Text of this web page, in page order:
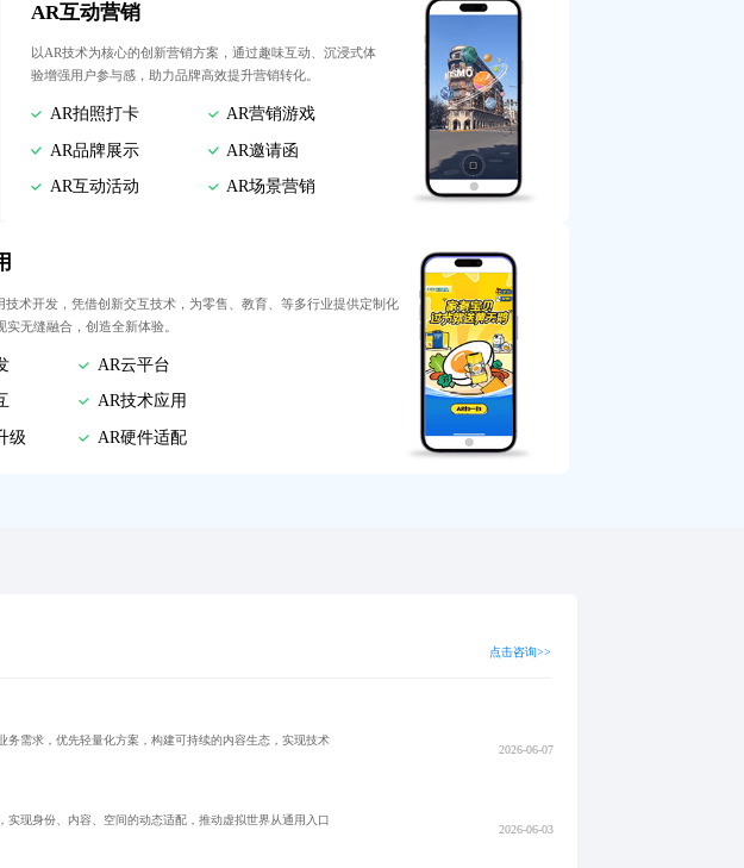
AR互动营销
以AR技术为核心的创新营销方案，通过趣味互动、沉浸式体
验增强用户参与感，助力品牌高效提升营销转化。
AR拍照打卡 AR营销游戏
AR品牌展示 AR邀请函
AR互动活动 AR场景营销
技术开发，凭借创新交互技术，为零售、教育、等多行业提供定制化
实无缝融合，创造全新体验。
AR云平台
AR技术应用
级 AR硬件适配
点击咨询>>
需求，优先轻量化方案，构建可持续的内容生态，实现技术
2026-06-07
现身份、内容、空间的动态适配，推动虚拟世界从通用入口
2026-06-03